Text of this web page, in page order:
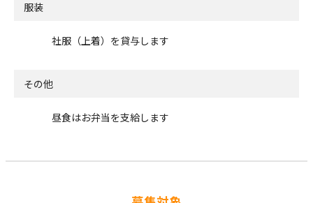
服装
社服（上着）を貸与します
その他
昼食はお弁当を支給します